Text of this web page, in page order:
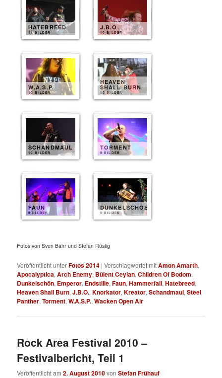
HATEBREED
11 BILDER
J.B.O.
10 BILDER
W.A.S.P.
10 BILDER
HEAVEN
SHALL BURN
10 BILDER
SCHANDMAUL
10 BILDER
TORMENT
9 BILDER
FAUN
9 BILDER
DUNKELSCHOEN
9 BILDER
Fotos von Sven Bähr und Stefan Rüstig
Veröffentlicht unterFotos 2014 |Verschlagwortet mitAmon Amarth,
Apocalyptica,Arch Enemy, Bülent Ceylan,Children Of Bodom,
Dunkelschön, Emperor, Endstille,Faun,Hammerfall,Hatebreed,
Heaven Shall Burn,J.B.O.,Knorkator,Kreator,Schandmaul,Steel
Panther,Torment,W.A.S.P.,Wacken Open Air
Rock Area Festival 2010 –
Festivalbericht, Teil 1
Veröffentlicht am2. August 2010vonStefan Frühauf